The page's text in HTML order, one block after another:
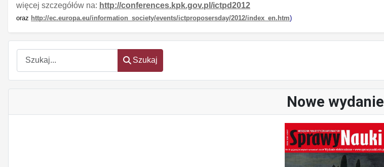
Szukaj
Szukaj
Nowe wydanie
więcej szczegółów na: http://conferences.kpk.gov.pl/ictpd2012
oraz http://ec.europa.eu/information_society/events/ictproposersday/2012/index_en.htm)